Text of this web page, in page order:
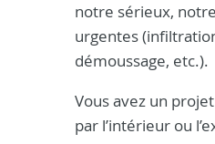
notre sérieux,
urgentes
démoussage, etc.).
Vous avez un
par l’intérieur ou